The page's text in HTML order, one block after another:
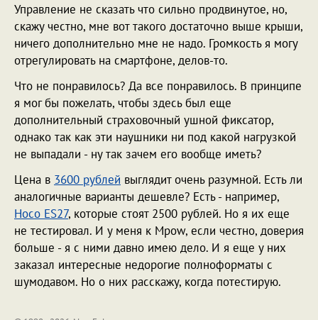
Управление не сказать что сильно продвинутое, но,
скажу честно, мне вот такого достаточно выше крыши,
ничего дополнительно мне не надо. Громкость я могу
отрегулировать на смартфоне, делов-то.
Что не понравилось? Да все понравилось. В принципе
я мог бы пожелать, чтобы здесь был еще
дополнительный страховочный ушной фиксатор,
однако так как эти наушники ни под какой нагрузкой
не выпадали - ну так зачем его вообще иметь?
Цена в 3600 рублей выглядит очень разумной. Есть ли
аналогичные варианты дешевле? Есть - например,
Hoco ES27, которые стоят 2500 рублей. Но я их еще
не тестировал. И у меня к Mpow, если честно, доверия
больше - я с ними давно имею дело. И я еще у них
заказал интересные недорогие полноформаты с
шумодавом. Но о них расскажу, когда потестирую.